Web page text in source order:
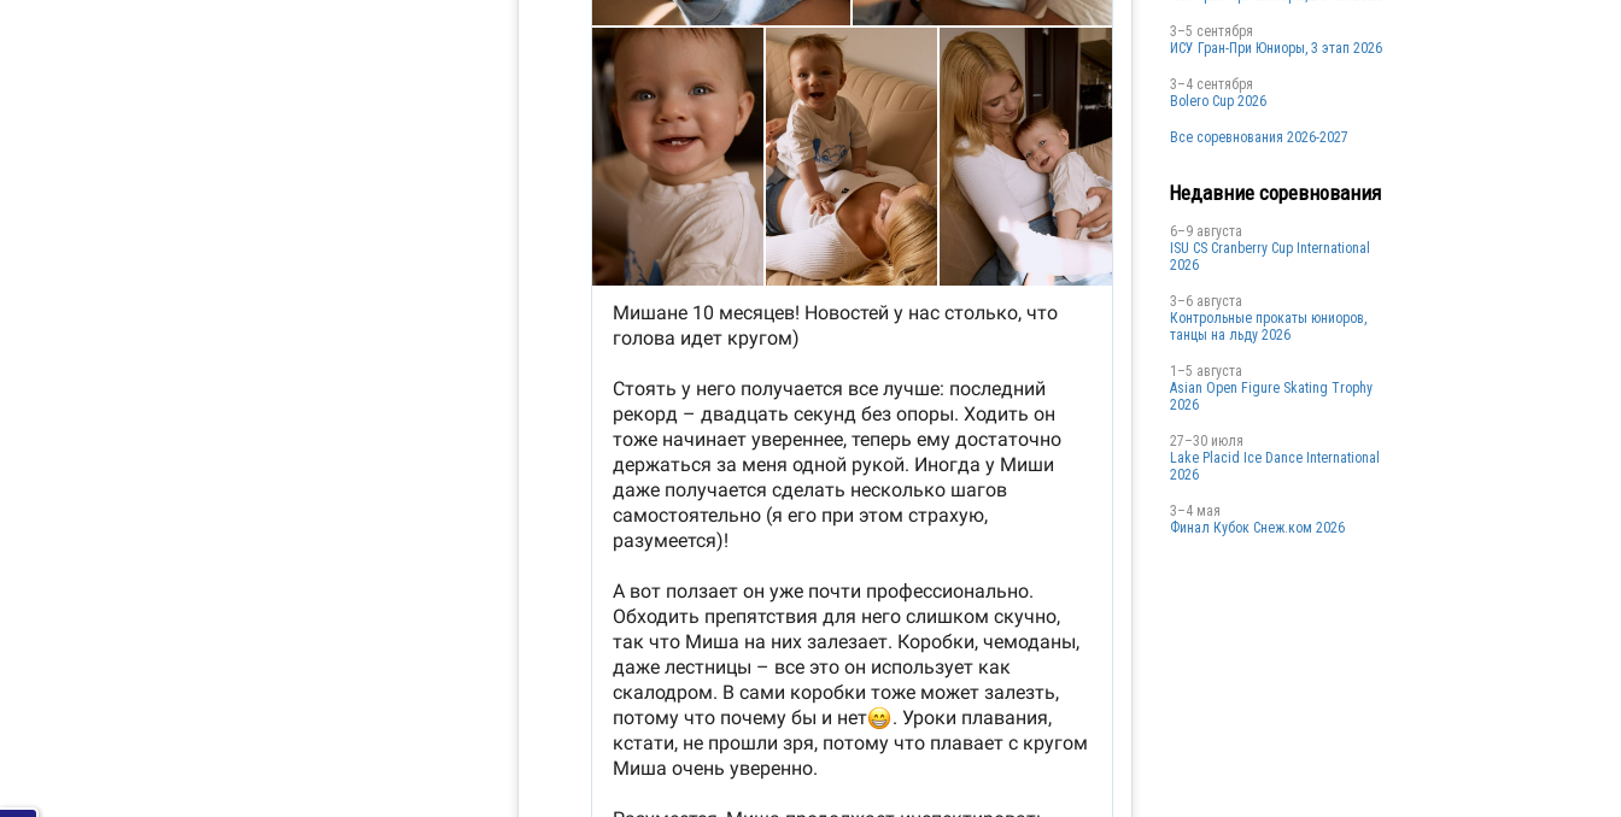
3–5 сентября
ИСУ Гран-При Юниоры, 3 этап 2026
3–4 сентября
Bolero Cup 2026
Все соревнования 2026-2027
Недавние соревнования
6–9 августа
ISU CS Cranberry Cup International
2026
3–6 августа
Контрольные прокаты юниоров,
танцы на льду 2026
1–5 августа
Asian Open Figure Skating Trophy
2026
27–30 июля
Lake Placid Ice Dance International
2026
3–4 мая
Финал Кубок Снеж.ком 2026